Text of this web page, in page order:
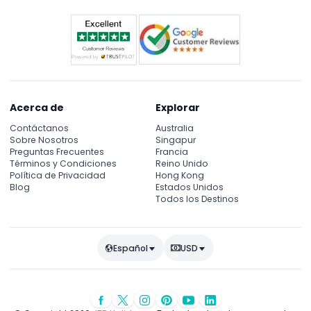
Acerca de
Contáctanos
Sobre Nosotros
Preguntas Frecuentes
Términos y Condiciones
Política de Privacidad
Blog
Explorar
Australia
Singapur
Francia
Reino Unido
Hong Kong
Estados Unidos
Todos los Destinos
Español USD